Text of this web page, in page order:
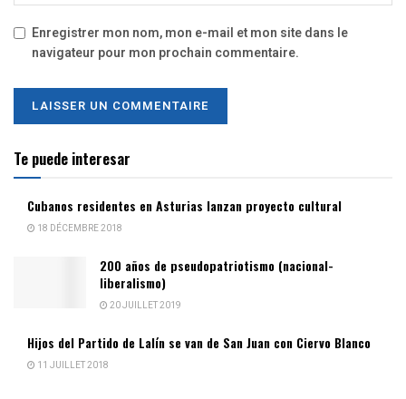
Enregistrer mon nom, mon e-mail et mon site dans le
navigateur pour mon prochain commentaire.
Te puede interesar
Cubanos residentes en Asturias lanzan proyecto cultural
18 DÉCEMBRE 2018
200 años de pseudopatriotismo (nacional-
liberalismo)
20 JUILLET 2019
Hijos del Partido de Lalín se van de San Juan con Ciervo Blanco
11 JUILLET 2018